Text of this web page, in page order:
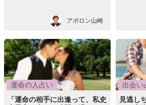
アポロン山崎
運命の人占い
「運命の相手に出逢って、私史
出会い
見逃し